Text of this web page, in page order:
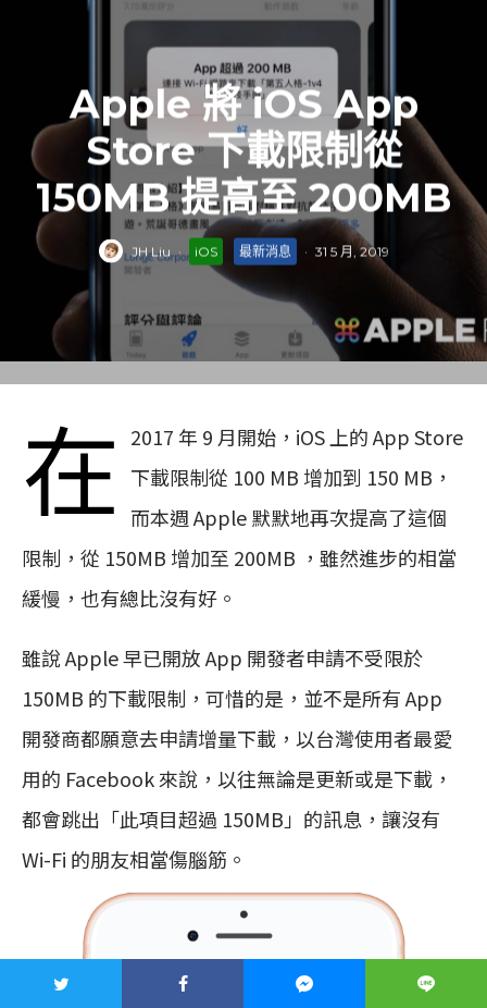
Apple 將 iOS App
Store 下載限制從
150MB 提高至 200MB
JH Liu · iOS 最新消息 · 31 5 月, 2019
在
2017 年 9 月開始，iOS 上的 App Store
下載限制從 100 MB 增加到 150 MB，
而本週 Apple 默默地再次提高了這個
限制，從 150MB 增加至 200MB ，雖然進步的相當
緩慢，也有總比沒有好。
雖說 Apple 早已開放 App 開發者申請不受限於
150MB 的下載限制，可惜的是，並不是所有 App
開發商都願意去申請增量下載，以台灣使用者最愛
用的 Facebook 來說，以往無論是更新或是下載，
都會跳出「此項目超過 150MB」的訊息，讓沒有
Wi-Fi 的朋友相當傷腦筋。